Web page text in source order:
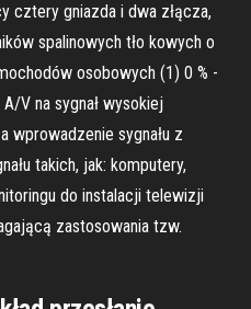
cztery gniazda i dwa złącza,
spalinowych tło­ kowych o
osobowych (1) 0 % -
V na sygnał wysokiej
wprowadzenie sygnału z
takich, jak: komputery,
do instalacji telewizji
zastosowania tzw.